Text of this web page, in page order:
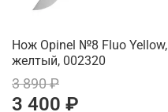
Нож Opinel №8 Fluo Yellow,
желтый, 002320
3 890 ₽
3 400 ₽